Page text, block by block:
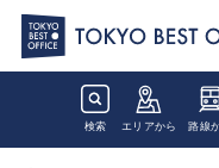
検索 エリアから 路線